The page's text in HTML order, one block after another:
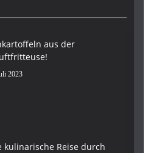
aus der
2023
kulinarische Reise durch